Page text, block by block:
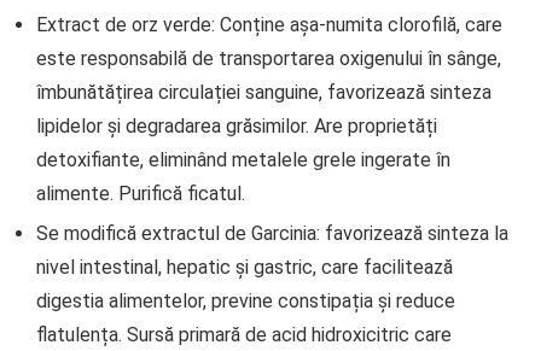
Extract de orz verde: Conține așa-numita clorofilă, care
este responsabilă de transportarea oxigenului în sânge,
îmbunătățirea circulației sanguine, favorizează sinteza
lipidelor și degradarea grăsimilor. Are proprietăți
detoxifiante, eliminând metalele grele ingerate în
alimente. Purifică ficatul.
Se modifică extractul de Garcinia: favorizează sinteza la
nivel intestinal, hepatic și gastric, care facilitează
digestia alimentelor, previne constipația și reduce
flatulența. Sursă primară de acid hidroxicitric care